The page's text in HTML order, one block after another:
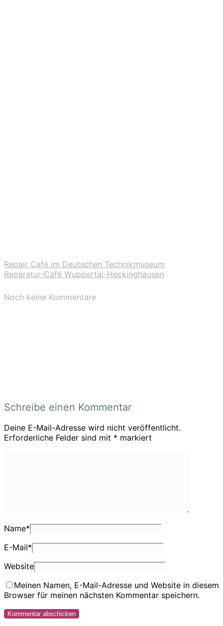
Repair Café im Deutschen Technikmuseum
Reparatur-Café Wuppertal-Heckinghausen
Noch keine Kommentare
Schreibe einen Kommentar
Deine E-Mail-Adresse wird nicht veröffentlicht.
Erforderliche Felder sind mit * markiert
Name*
E-Mail*
Website
Meinen Namen, E-Mail-Adresse und Website in diesem
Browser für meinen nächsten Kommentar speichern.